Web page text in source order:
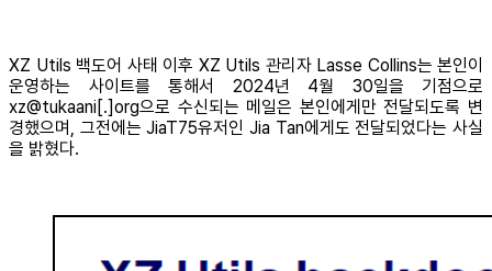
XZ Utils 백도어 사태 이후 XZ Utils 관리자 Lasse Collins는 본인이
운영하는 사이트를 통해서 2024년 4월 30일을 기점으로
xz@tukaani[.]org으로 수신되는 메일은 본인에게만 전달되도록 변
경했으며, 그전에는 JiaT75유저인 Jia Tan에게도 전달되었다는 사실
을 밝혔다.